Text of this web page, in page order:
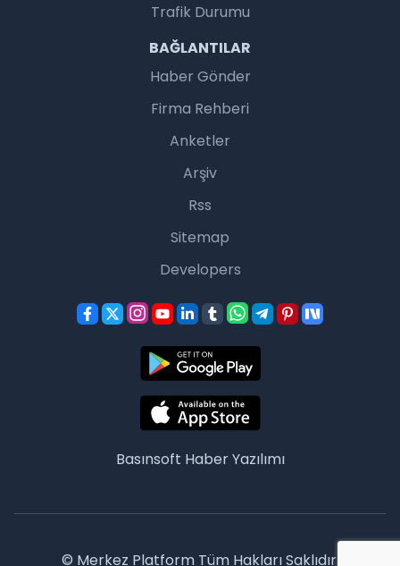
Trafik Durumu
BAĞLANTILAR
Haber Gönder
Firma Rehberi
Anketler
Arşiv
Rss
Sitemap
Developers
Basınsoft Haber Yazılımı
© Merkez Platform Tüm Hakları Saklıdır.